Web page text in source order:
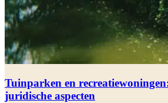
Tuinparken en
juridische aspecten